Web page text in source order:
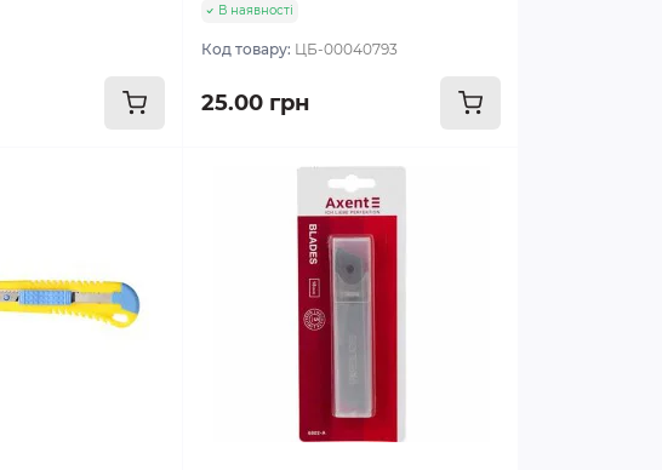
В наявності
Код товару: ЦБ-00040793
25.00 грн